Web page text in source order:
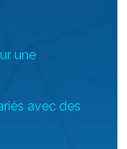
une
avec des